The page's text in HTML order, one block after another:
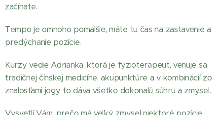
začínate.
Tempo je omnoho pomalšie, máte tu čas na zastavenie a
predýchanie pozície.
Kurzy vedie Adrianka, ktorá je fyzioterapeut, venuje sa
tradičnej čínskej medicíne, akupunktúre a v kombinácií zo
znalosťami jogy to dáva všetko dokonalú súhru a zmysel.